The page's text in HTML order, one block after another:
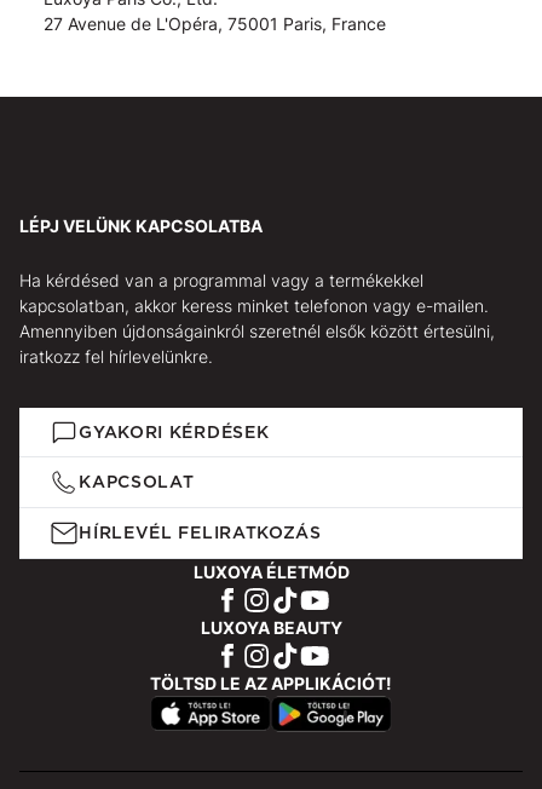
27 Avenue de L'Opéra, 75001 Paris, France
LÉPJ VELÜNK KAPCSOLATBA
Ha kérdésed van a programmal vagy a termékekkel
kapcsolatban, akkor keress minket telefonon vagy e-mailen.
Amennyiben újdonságainkról szeretnél elsők között értesülni,
iratkozz fel hírlevelünkre.
GYAKORI KÉRDÉSEK
KAPCSOLAT
HÍRLEVÉL FELIRATKOZÁS
LUXOYA ÉLETMÓD
LUXOYA BEAUTY
TÖLTSD LE AZ APPLIKÁCIÓT!